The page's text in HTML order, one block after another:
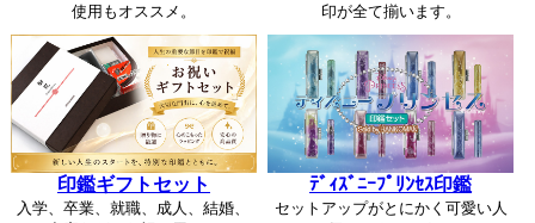
使用もオススメ。
印が全て揃います。
印鑑ギフトセット
入学、卒業、就職、成人、結婚、
ﾃﾞｨｽﾞﾆｰﾌﾟﾘﾝｾｽ印鑑
セットアップがとにかく可愛い人